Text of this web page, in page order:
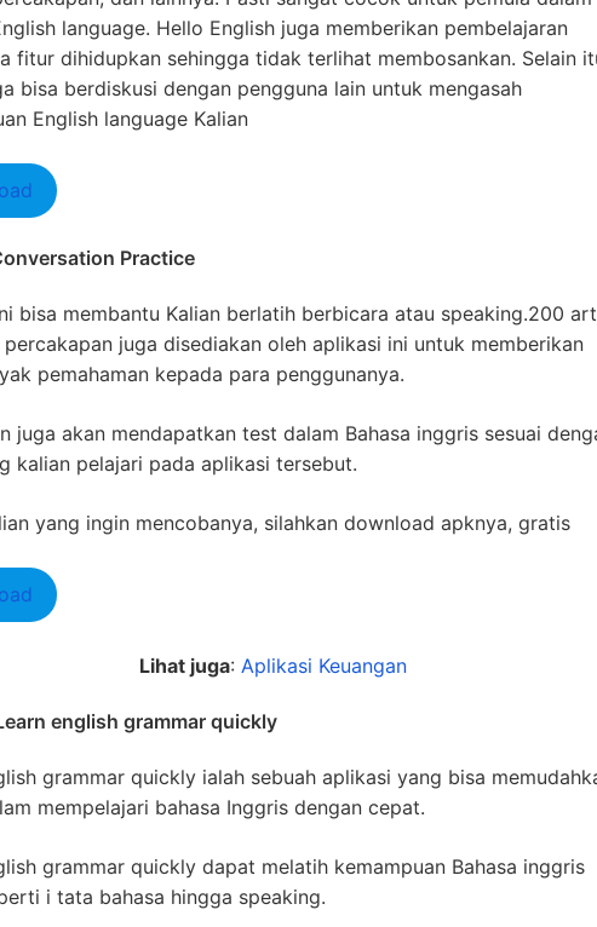
language. Hello English juga memberikan pembelajaran
fitur dihidupkan sehingga tidak terlihat membosankan. Selain
bisa berdiskusi dengan pengguna lain untuk mengasah
English language Kalian
Practice
bisa membantu Kalian berlatih berbicara atau speaking.200
percakapan juga disediakan oleh aplikasi ini untuk memberikan
pemahaman kepada para penggunanya.
juga akan mendapatkan test dalam Bahasa inggris sesuai
kalian pelajari pada aplikasi tersebut.
yang ingin mencobanya, silahkan download apknya, gratis
Lihat juga: Aplikasi Keuangan
english grammar quickly
grammar quickly ialah sebuah aplikasi yang bisa
mempelajari bahasa Inggris dengan cepat.
grammar quickly dapat melatih kemampuan Bahasa inggris
i tata bahasa hingga speaking.